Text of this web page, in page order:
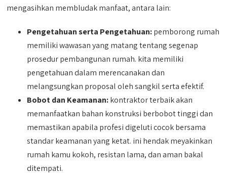
mengasihkan membludak manfaat, antara lain:
Pengetahuan serta Pengetahuan:pemborong rumah
memiliki wawasan yang matang tentang segenap
prosedur pembangunan rumah. kita memiliki
pengetahuan dalam merencanakan dan
melangsungkan proposal oleh sangkil serta efektif.
Bobot dan Keamanan:kontraktor terbaik akan
memanfaatkan bahan konstruksi berbobot tinggi dan
memastikan apabila profesi digeluti cocok bersama
standar keamanan yang ketat. ini hendak meyakinkan
rumah kamu kokoh, resistan lama, dan aman bakal
ditempati.